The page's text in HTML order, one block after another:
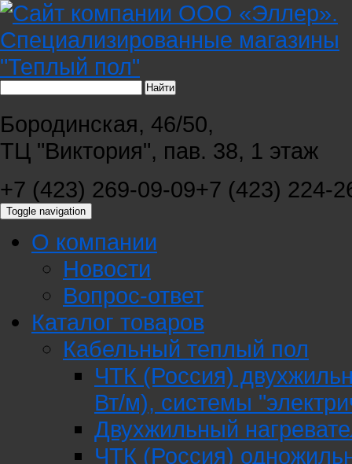
Бородинская, 46/50,
ТЦ "Виктория", пав. 38, 1 этаж
+7 (423) 269-09-09+7 (423) 224-
Toggle navigation
О компании
Новости
Вопрос-ответ
Каталог товаров
Кабельный теплый пол
ЧТК (Россия)
Вт/м), системы
Двухжильный
ЧТК (Россия)